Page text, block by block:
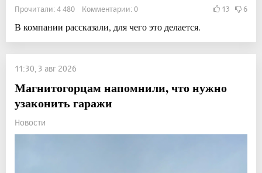
Прочитали: 4 480 Комментарии: 0 13 6
В компании рассказали, для чего это делается.
11:30, 3 авг 2026
Магнитогорцам напомнили, что нужно
узаконить гаражи
Новости